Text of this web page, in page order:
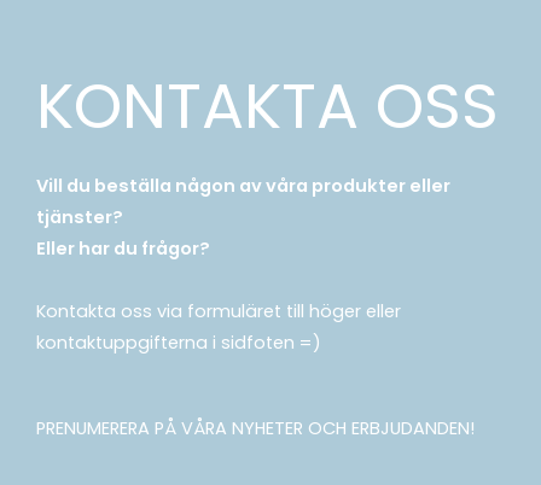
KONTAKTA OSS
Vill du beställa någon av våra produkter eller
tjänster?
Eller har du frågor?
Kontakta oss via formuläret till höger eller
kontaktuppgifterna i sidfoten =)
PRENUMERERA PÅ VÅRA NYHETER OCH ERBJUDANDEN!